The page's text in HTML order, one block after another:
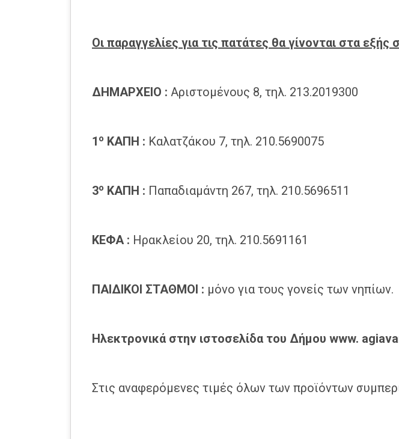
Οι παραγγελίες για τις πατάτες θα γίνονται στα εξής
ΔΗΜΑΡΧΕΙΟ : Αριστομένους 8, τηλ. 213.2019300
1 ο ΚΑΠΗ : Καλατζάκου 7, τηλ. 210.5690075
3ο ΚΑΠΗ : Παπαδιαμάντη 267, τηλ. 210.5696511
ΚΕΦΑ : Ηρακλείου 20, τηλ. 210.5691161
ΠΑΙΔΙΚΟΙ ΣΤΑΘΜΟΙ : μόνο για τους γονείς των νηπίων.
Hλεκτρονικά στην ιστοσελίδα του Δήμου www.
Στις αναφερόμενες τιμές όλων των προϊόντων